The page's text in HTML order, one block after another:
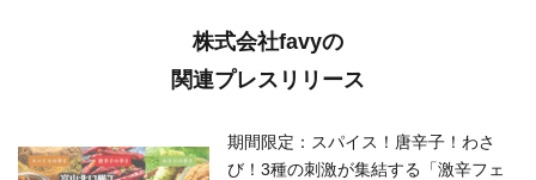
株式会社favyの
関連プレスリリース
期間限定：スパイス！唐辛子！わさ
び！3種の刺激が集結する「激辛フェ